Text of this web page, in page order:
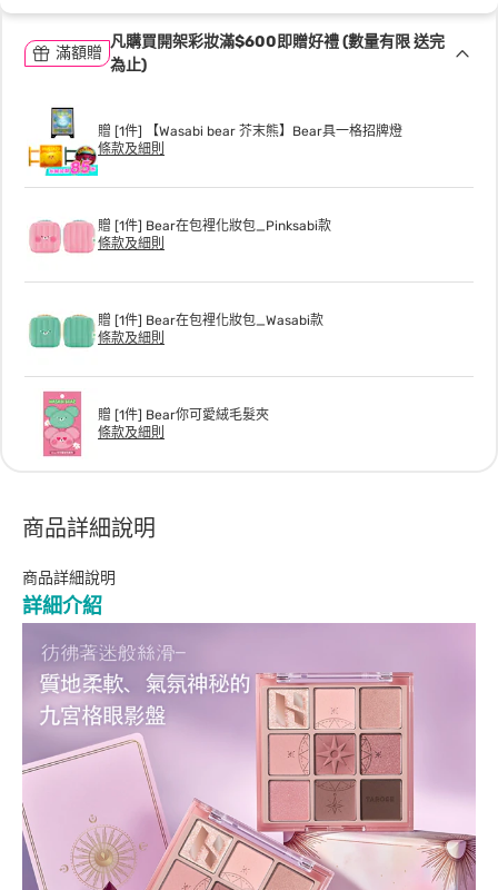
滿額贈
凡購買開架彩妝滿$600即贈好禮 (數量有限 送完
為止)
贈 [1件] 【Wasabi bear 芥末熊】Bear具一格招牌燈
條款及細則
贈 [1件] Bear在包裡化妝包_Pinksabi款
條款及細則
贈 [1件] Bear在包裡化妝包_Wasabi款
條款及細則
贈 [1件] Bear你可愛絨毛髮夾
條款及細則
商品詳細說明
商品詳細說明
詳細介紹